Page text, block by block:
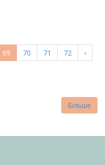
Поточна
сторінка
69 Page
70 Page
71 Page
72
›
Більше